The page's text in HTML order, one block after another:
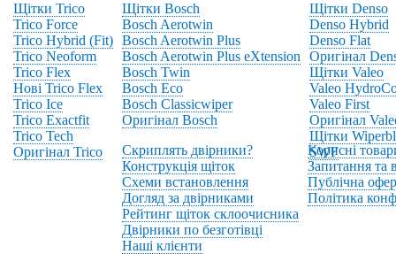
Щітки Trico
Trico Force
Trico Hybrid (Fit)
Trico Neoform
Trico Flex
Нові Trico Flex
Trico Ice
Trico Exactfit
Trico Tech
Оригінал Trico
Щітки Bosch
Bosch Aerotwin
Bosch Aerotwin Plus
Bosch Aerotwin Plus eXtension
Bosch Twin
Bosch Eco
Bosch Classicwiper
Оригінал Bosch
Щітки Denso
Denso Hybrid
Denso Flat
Оригінал
Щітки Valeo
Valeo
Valeo First
Оригінал
Щітки
SWF
Скриплять двірники?
Конструкція щіток
Схеми встановлення
Догляд за двірниками
Рейтинг щіток склоочисника
Двірники по безготівці
Наші клієнти
Корисні
Запитання та
Публічна
Політика